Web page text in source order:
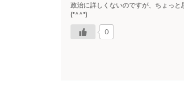
政治に詳しくないのですが、ちょっと
(*^^*)
0